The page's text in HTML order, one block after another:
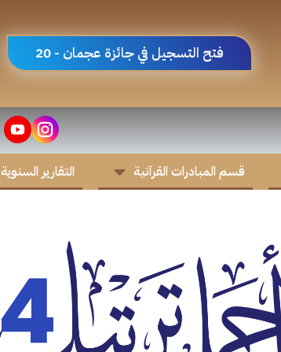
فتح التسجيل في جائزة عجمان - 20
قسم المبادرات القرآنية التقارير السنوية